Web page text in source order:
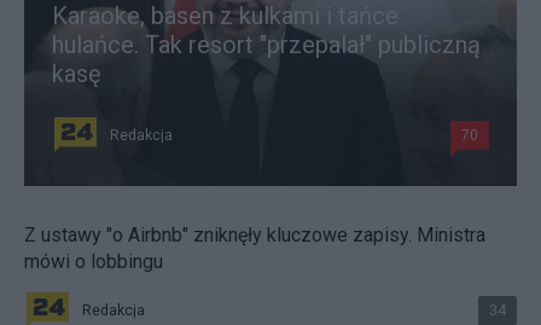
Karaoke, basen z kulkami i tańce
hulańce. Tak resort "przepalał" publiczną
kasę
Redakcja 70
Z ustawy "o Airbnb" zniknęły kluczowe zapisy. Ministra
mówi o lobbingu
Redakcja 34